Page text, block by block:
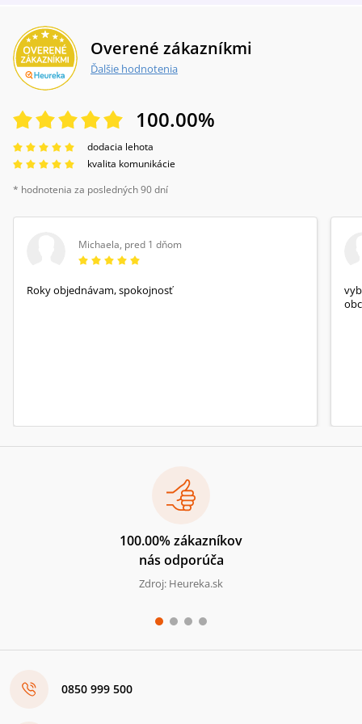
Overené zákazníkmi
Ďalšie hodnotenia
100.00%
dodacia lehota
kvalita komunikácie
* hodnotenia za posledných 90 dní
Michaela, pred 1 dňom
Roky objednávam, spokojnosť
100.00% zákazníkov
nás odporúča
Zdroj: Heureka.sk
0850 999 500